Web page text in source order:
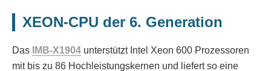
XEON-CPU der 6. Generation
Das IMB-X1904 unterstützt Intel Xeon 600 Prozessoren
mit bis zu 86 Hochleistungskernen und liefert so eine